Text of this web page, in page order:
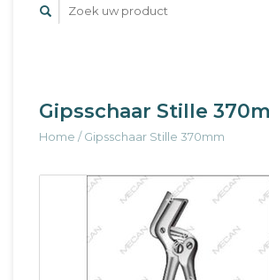
Gipsschaar Stille
Home /Gipsschaar Stille 370mm